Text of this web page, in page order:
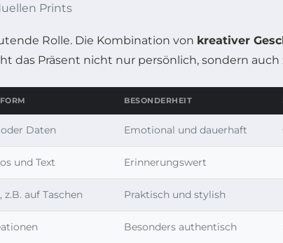
Prints
Rolle. Die Kombination von kreativer
das Präsent nicht nur persönlich, sondern
BESONDERHEIT
Daten Emotional und dauerhaft
und Text Erinnerungswert
auf Taschen Praktisch und stylish
Besonders authentisch